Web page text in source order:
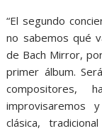
“El segundo
no sabemos qué
de Bach Mirror,
primer álbum.
compositores,
improvisaremos
clásica,